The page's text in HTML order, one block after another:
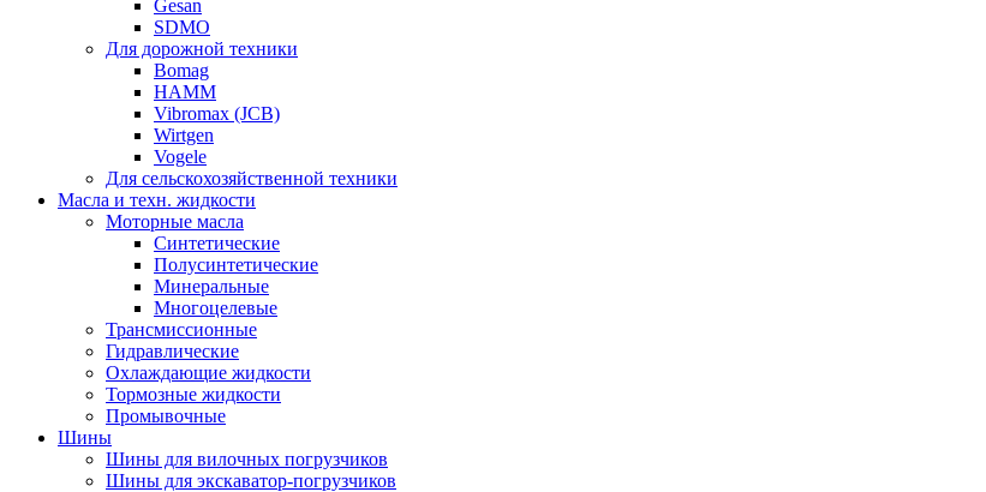
Gesan
SDMO
Для дорожной техники
Bomag
HAMM
Vibromax (JCB)
Wirtgen
Vogele
Для сельскохозяйственной техники
Масла и техн. жидкости
Моторные масла
Синтетические
Полусинтетические
Минеральные
Многоцелевые
Трансмиссионные
Гидравлические
Охлаждающие жидкости
Тормозные жидкости
Промывочные
Шины
Шины для вилочных погрузчиков
Шины для экскаватор-погрузчиков